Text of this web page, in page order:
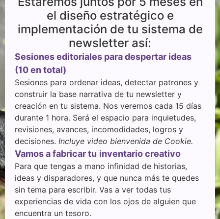
el diseño estratégico e
implementación de tu sistema de
newsletter así:
Sesiones editoriales para despertar ideas
(10 en total)
Sesiones para ordenar ideas, detectar patrones y
construir la base narrativa de tu newsletter y
creación en tu sistema. Nos veremos cada 15 días
durante 1 hora. Será el espacio para inquietudes,
revisiones, avances, incomodidades, logros y
decisiones. Incluye video bienvenida de Cookie.
Vamos a fabricar tu inventario creativo
Para que tengas a mano infinidad de historias,
ideas y disparadores, y que nunca más te quedes
sin tema para escribir. Vas a ver todas tus
experiencias de vida con los ojos de alguien que
encuentra un tesoro.